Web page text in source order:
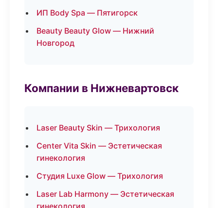
ИП Body Spa — Пятигорск
Beauty Beauty Glow — Нижний
Новгород
Компании в Нижневартовск
Laser Beauty Skin — Трихология
Center Vita Skin — Эстетическая
гинекология
Студия Luxe Glow — Трихология
Laser Lab Harmony — Эстетическая
гинекология